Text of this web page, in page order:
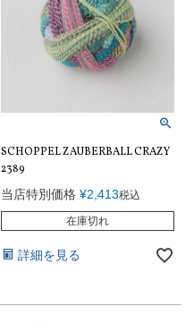
SCHOPPEL ZAUBERBALL CRAZY
2389
当店特別価格 ¥2,413税込
在庫切れ
詳細を見る